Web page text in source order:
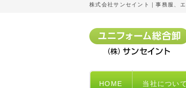
株式会社サンセイント｜事務服、
HOME 当社について